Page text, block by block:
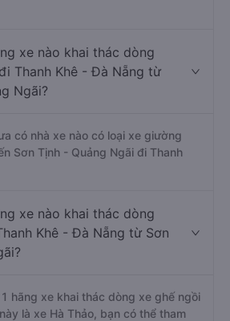
xe nào khai thác dòng
Thanh Khê - Đà Nẵng từ
Ngãi?
có nhà xe nào có loại xe giường
Sơn Tịnh - Quảng Ngãi đi Thanh
xe nào khai thác dòng
Khê - Đà Nẵng từ Sơn
hãng xe khai thác dòng xe ghế ngồi
là xe Hà Thảo, bạn có thể tham